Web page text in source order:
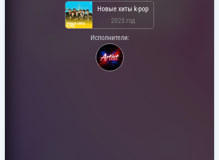
Новые хиты k-pop
2025 год
Исполнители: